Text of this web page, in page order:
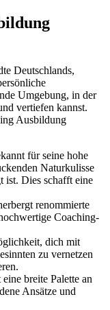
Deutschlands,
Umgebung, in der
vertiefen kannst.
Ausbildung
für seine hohe
Naturkulisse
ist. Dies schafft eine
renommierte
Coaching-
dich mit
zu vernetzen
breite Palette an
Ansätze und